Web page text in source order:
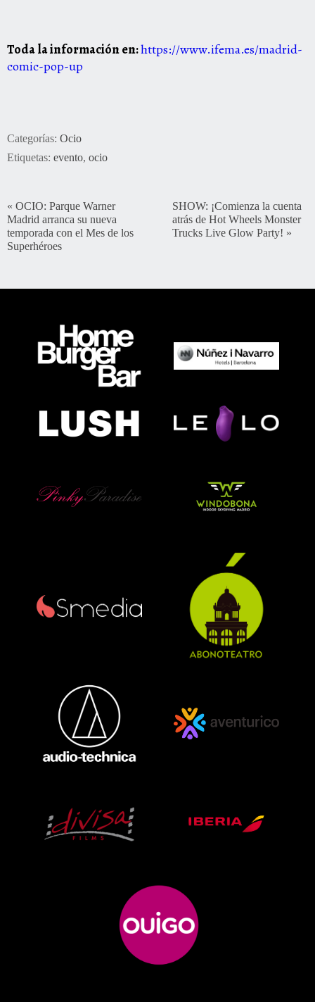
Toda la información en:https://www.ifema.es/madrid-
comic-pop-up
Categorías: Ocio
Etiquetas: evento, ocio
« OCIO: Parque Warner
Madrid arranca su nueva
temporada con el Mes de los
Superhéroes
SHOW: ¡Comienza la cuenta
atrás de Hot Wheels Monster
Trucks Live Glow Party! »